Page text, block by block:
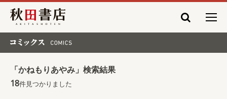
秋田書店
「かねもりあやみ」検索結果
18件見つかりました